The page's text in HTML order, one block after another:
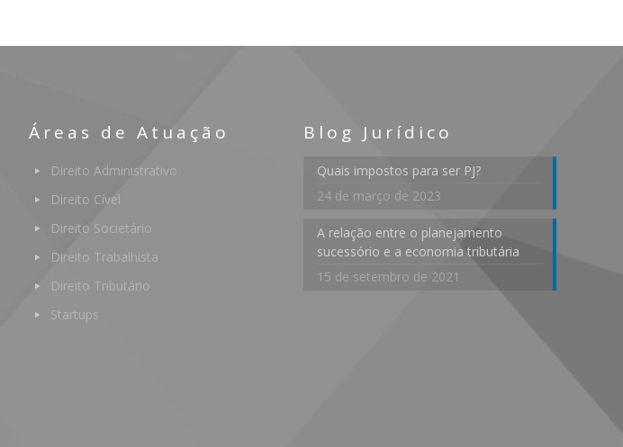
Áreas de Atuação
Direito Administrativo
Direito Cível
Direito Societário
Direito Trabalhista
Direito Tributário
Startups
Blog Jurídico
Quais impostos para ser PJ?
24 de março de 2023
A relação entre o planejamento
sucessório e a economia tributária
15 de setembro de 2021